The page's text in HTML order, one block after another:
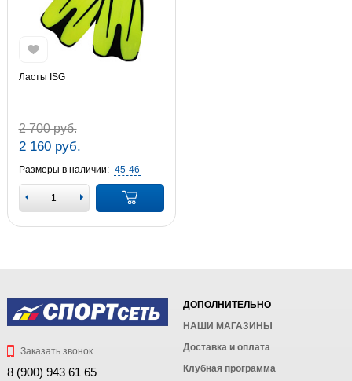
Ласты ISG
2 700 руб.
2 160 руб.
Размеры в наличии: 45-46
Заказать звонок
8 (900) 943 61 65
ДОПОЛНИТЕЛЬНО
НАШИ МАГАЗИНЫ
Доставка и оплата
Клубная программа